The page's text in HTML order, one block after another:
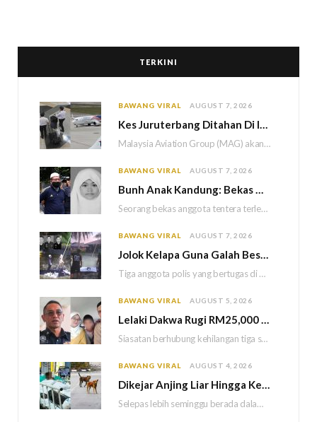
TERKINI
BAWANG VIRAL AUGUST 7, 2026
Kes Juruterbang Ditahan Di Indonesia, MAG Wajibkan Saringan Dadah 1,260 Juruterbang Malaysia Airlines
Malaysia Aviation Group (MAG) akan melaksanakan saringan dadah mandatori terhadap semua juruterbang Malaysia Airlines sebagai…
BAWANG VIRAL AUGUST 7, 2026
Bunh Anak Kandung: Bekas Anggota Tentera Terlepas Hukuman M
Seorang bekas anggota tentera terlepas daripada hukuman gantung selepas Mahkamah Persekutuan memutuskan untuk menggantikan hukuman…
BAWANG VIRAL AUGUST 7, 2026
Jolok Kelapa Guna Galah Besi Berakhir Tragedi, Tiga Polis Maut Terkena Renjatan Elektrik
Tiga anggota polis yang bertugas di Balai Polis Weston maut selepas dipercayai terkena renjatan elektrik…
BAWANG VIRAL AUGUST 5, 2026
Lelaki Dakwa Rugi RM25,000 Akibat Hutang Kutu, Polis Siasat Kaitan Dengan Kehilangan Tiga Beranak
Siasatan berhubung kehilangan tiga sekeluarga di Bukit Kayu Hitam kini memasuki perkembangan baharu apabila polis…
BAWANG VIRAL AUGUST 4, 2026
Dikejar Anjing Liar Hingga Kemalangan, Mekanik Berdepan Risiko Kecederaan Otak Kekal
Selepas lebih seminggu berada dalam keadaan koma akibat kemalangan dipercayai berpunca daripada kejadian dikejar sekumpulan…